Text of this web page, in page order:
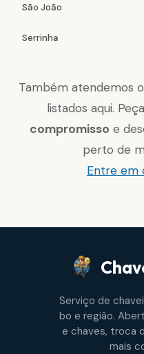
São João
Serrinha
Também atendemos
listados aqui.
compromisso e
perto de
Entre em
Serviço de
bo e região.
e chaves, troca
mais